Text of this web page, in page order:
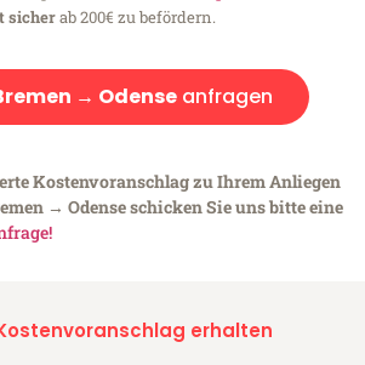
sicherab 200€ zu befördern.
→ Odense anfragen
Kostenvoranschlag zu Ihrem Anliegen
→ Odense schicken Sie uns bitte eine
erhalten